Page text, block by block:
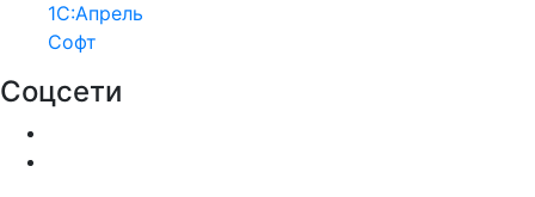
1С:Апрель
Софт
Соцсети